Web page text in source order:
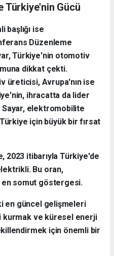
Türkiye'nin Gücü
başlığı ise
Düzenleme
Türkiye'nin otomotiv
dikkat çekti.
üreticisi, Avrupa'nın ise
ihracatta da lider
elektromobilite
Türkiye için büyük bir fırsat
2023 itibarıyla Türkiye'de
Bu oran,
somut göstergesi.
en güncel gelişmeleri
kurmak ve küresel enerji
için önemli bir